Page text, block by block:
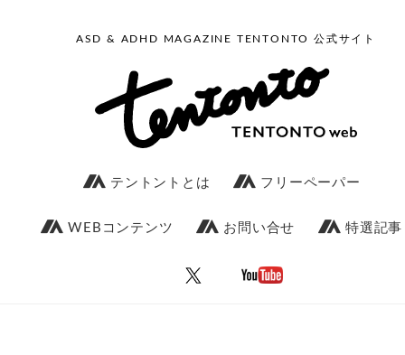
ASD & ADHD MAGAZINE TENTONTO 公式サイト
テントントとは フリーペーパー
WEBコンテンツ お問い合せ 特選記事